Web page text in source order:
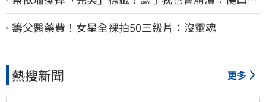
究會癒合
籌父醫藥費！女星全裸拍50三級片：沒靈魂
熱搜新聞 更多